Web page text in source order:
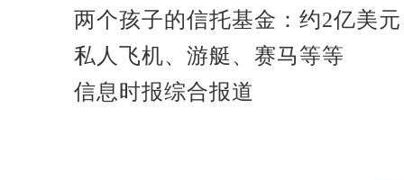
两个孩子的信托基金：约2亿美元
私人飞机、游艇、赛马等等
信息时报综合报道